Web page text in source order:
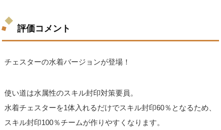
評価コメント
チェスターの水着バージョンが登場！
使い道は水属性のスキル封印対策要員。
水着チェスターを1体入れるだけでスキル封印60％となるため、
スキル封印100％チームが作りやすくなります。